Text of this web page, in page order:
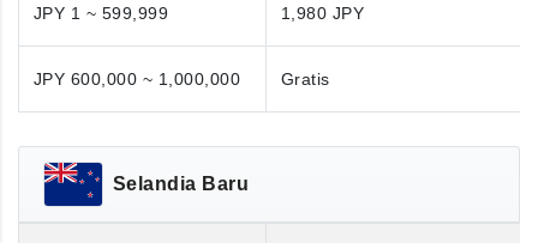
JPY 1 ~ 599,999 1,980 JPY
JPY 600,000 ~ 1,000,000 Gratis
Selandia Baru